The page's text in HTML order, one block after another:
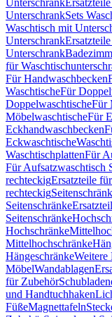
Unterschrank
UnterschrankSets
Waschtisch mit
Unterschrank
Unterschrank
für
Für Handwaschbecken
WaschtischeFür
DoppelwaschtischeFür
MöbelwaschtischeFür
Eckhandwaschbecken
Eckwaschtische
WaschtischplattenFür
Für Aufsatzwaschtisch
rechteckigErsatzteile
rechteckig
Seitenschränke
Seitenschränke
Hochschränke
Mittelhochschränke
HängeschränkeWeitere
MöbelWandablagen
für Zubehör
und Handtuchhaken
FüßeMagnettafeln